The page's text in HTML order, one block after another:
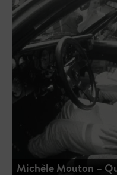
Michèle Mouton –